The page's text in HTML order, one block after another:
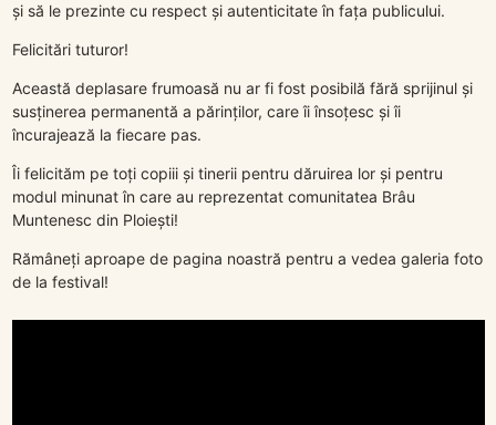
și să le prezinte cu respect și autenticitate în fața publicului.
Felicitări tuturor!
Această deplasare frumoasă nu ar fi fost posibilă fără sprijinul și
susținerea permanentă a părinților, care îi însoțesc și îi
încurajează la fiecare pas.
Îi felicităm pe toți copiii și tinerii pentru dăruirea lor și pentru
modul minunat în care au reprezentat comunitatea Brâu
Muntenesc din Ploiești!
Rămâneți aproape de pagina noastră pentru a vedea galeria foto
de la festival!